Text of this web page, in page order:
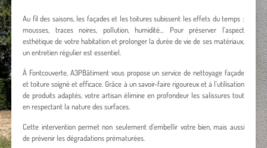
Au fil des saisons, les façades et les toitures subissent les effets du temps :
mousses, traces noires, pollution, humidité… Pour préserver l’aspect
esthétique de votre habitation et prolonger la durée de vie de ses matériaux,
un entretien régulier est essentiel.
À Fontcouverte, A3PBâtiment vous propose un service de nettoyage façade
et toiture soigné et efficace. Grâce à un savoir-faire rigoureux et à l’utilisation
de produits adaptés, votre artisan élimine en profondeur les salissures tout
en respectant la nature des surfaces.
Cette intervention permet non seulement d’embellir votre bien, mais aussi
de prévenir les dégradations prématurées.